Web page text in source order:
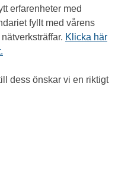
erfarenheter med
fyllt med vårens
Klicka här
dess önskar vi en riktigt